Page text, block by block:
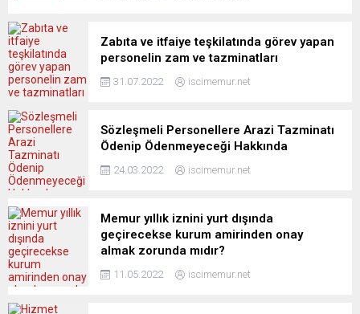
Zabıta ve itfaiye teşkilatında görev yapan
personelin zam ve tazminatları
31.07.2022 iscimemur.net
Sözleşmeli Personellere Arazi Tazminatı
Ödenip Ödenmeyeceği Hakkında
24.03.2022 iscimemur.net
Memur yıllık iznini yurt dışında
geçirecekse kurum amirinden onay
almak zorunda mıdır?
11.05.2022 iscimemur.net